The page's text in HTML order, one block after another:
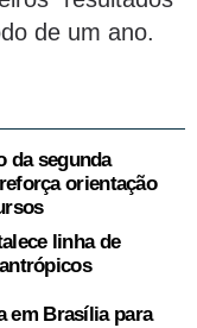
de um ano.
da segunda
orientação
linha de
em Brasília para